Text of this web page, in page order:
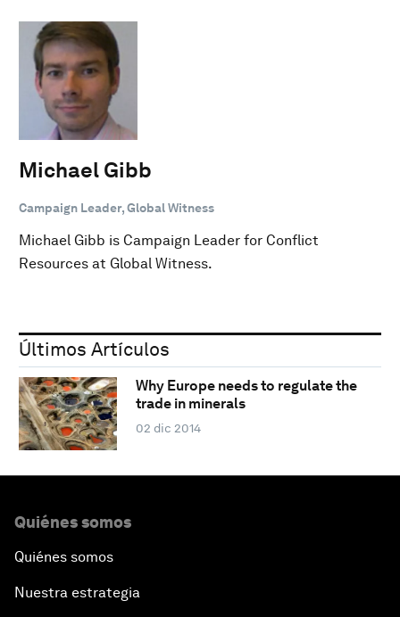
Michael Gibb
Campaign Leader, Global Witness
Michael Gibb is Campaign Leader for Conflict
Resources at Global Witness.
Últimos Artículos
Why Europe needs to regulate the
trade in minerals
02 dic 2014
Quiénes somos
Quiénes somos
Nuestra estrategia